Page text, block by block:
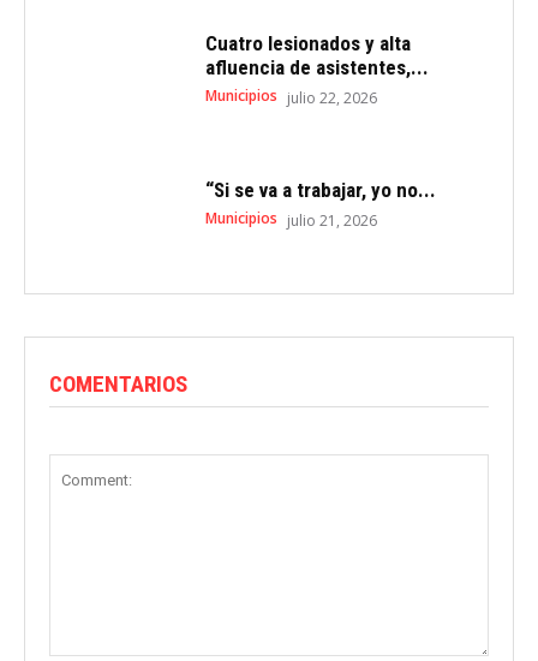
Cuatro lesionados y alta
afluencia de asistentes,...
Municipios julio 22, 2026
“Si se va a trabajar, yo no...
Municipios julio 21, 2026
COMENTARIOS